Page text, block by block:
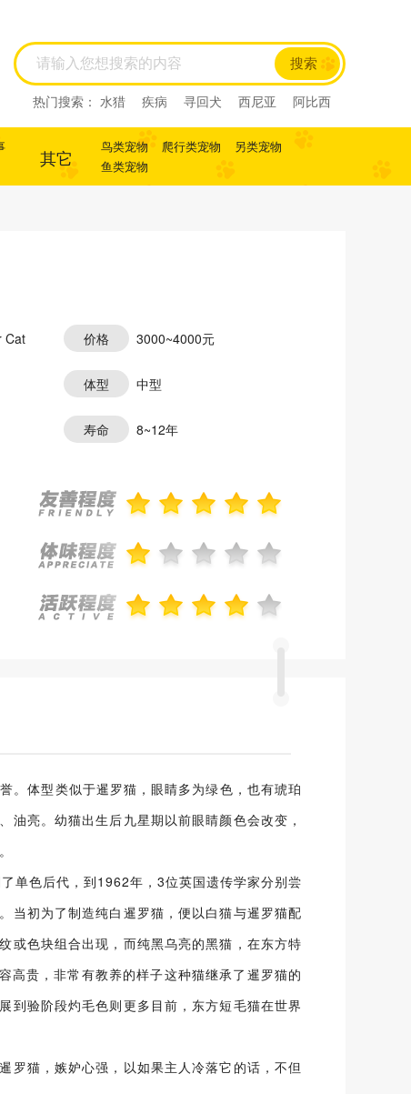
搜索
热门搜索： 水猎 疾病 寻回犬 西尼亚
阿比西
其它 鸟类宠物 爬行类宠物
另类宠物
鱼类宠物
Cat 价格 3000~4000元
体型 中型
寿命 8~12年
。体型类似于暹罗猫，眼睛多为绿色，也有琥珀
亮。幼猫出生后九星期以前眼睛颜色会改变，
单色后代，到1962年，3位英国遗传学家分别尝
当初为了制造纯白暹罗猫，便以白猫与暹罗猫配
或色块组合出现，而纯黑乌亮的黑猫，在东方特
高贵，非常有教养的样子这种猫继承了暹罗猫的
到验阶段灼毛色则更多目前，东方短毛猫在世界
罗猫，嫉妒心强，以如果主人冷落它的话，不但